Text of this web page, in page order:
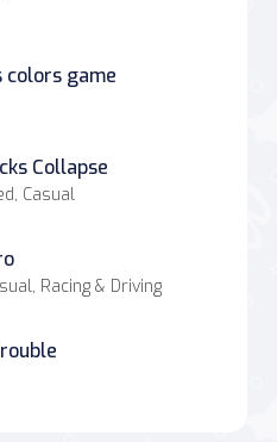
colors game
Collapse
Casual
Racing & Driving